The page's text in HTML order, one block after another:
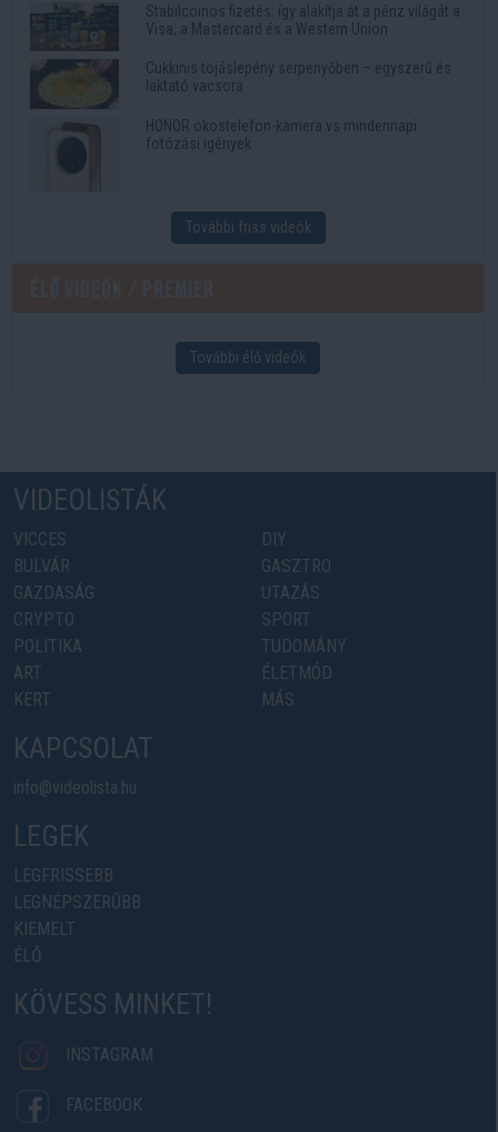
Stabilcoinos fizetés: így alakítja át a pénz világát a
Visa, a Mastercard és a Western Union
Cukkinis tojáslepény serpenyőben – egyszerű és
laktató vacsora
HONOR okostelefon-kamera vs mindennapi
fotózási igények
További friss videók
További élő videók
VIDEOLISTÁK
VICCES
BULVÁR
GAZDASÁG
CRYPTO
POLITIKA
ART
KERT
DIY
GASZTRO
UTAZÁS
SPORT
TUDOMÁNY
ÉLETMÓD
MÁS
KAPCSOLAT
info@videolista.hu
LEGEK
LEGFRISSEBB
LEGNÉPSZERŰBB
KIEMELT
ÉLŐ
KÖVESS MINKET!
INSTAGRAM
FACEBOOK